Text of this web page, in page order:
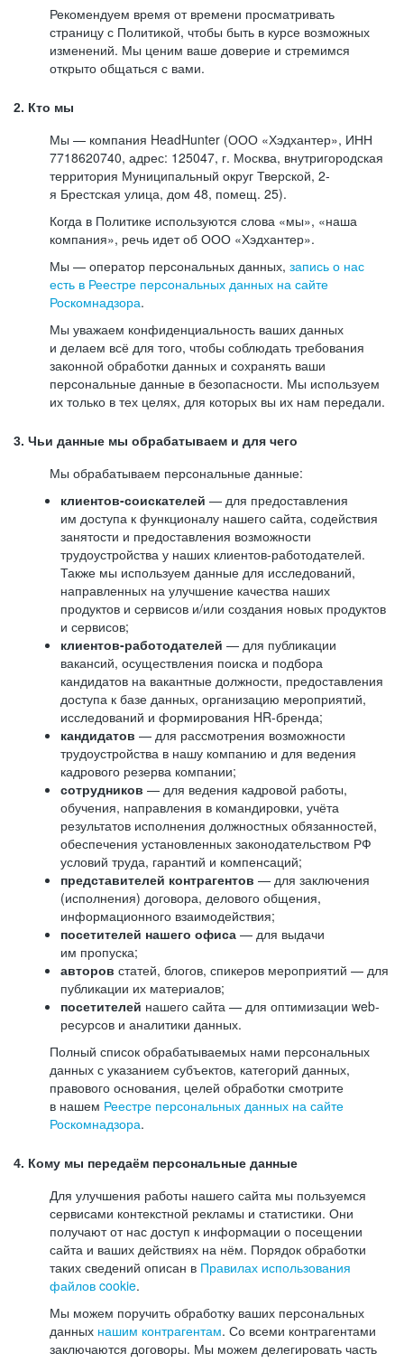
Рекомендуем время от времени просматривать
страницу с Политикой, чтобы быть в курсе возможных
изменений. Мы ценим ваше доверие и стремимся
открыто общаться с вами.
2. Кто мы
Мы — компания HeadHunter (ООО «Хэдхантер», ИНН
7718620740, адрес: 125047, г. Москва, внутригородская
территория Муниципальный округ Тверской, 2-
я Брестская улица, дом 48, помещ. 25).
Когда в Политике используются слова «мы», «наша
компания», речь идет об ООО «Хэдхантер».
Мы — оператор персональных данных, запись о нас
есть в Реестре персональных данных на сайте
Роскомнадзора.
Мы уважаем конфиденциальность ваших данных
и делаем всё для того, чтобы соблюдать требования
законной обработки данных и сохранять ваши
персональные данные в безопасности. Мы используем
их только в тех целях, для которых вы их нам передали.
3. Чьи данные мы обрабатываем и для чего
Мы обрабатываем персональные данные:
клиентов-соискателей — для предоставления
им доступа к функционалу нашего сайта, содействия
занятости и предоставления возможности
трудоустройства у наших клиентов-работодателей.
Также мы используем данные для исследований,
направленных на улучшение качества наших
продуктов и сервисов и/или создания новых продуктов
и сервисов;
клиентов-работодателей — для публикации
вакансий, осуществления поиска и подбора
кандидатов на вакантные должности, предоставления
доступа к базе данных, организацию мероприятий,
исследований и формирования HR-бренда;
кандидатов — для рассмотрения возможности
трудоустройства в нашу компанию и для ведения
кадрового резерва компании;
сотрудников — для ведения кадровой работы,
обучения, направления в командировки, учёта
результатов исполнения должностных обязанностей,
обеспечения установленных законодательством РФ
условий труда, гарантий и компенсаций;
представителей контрагентов — для заключения
(исполнения) договора, делового общения,
информационного взаимодействия;
посетителей нашего офиса — для выдачи
им пропуска;
авторов статей, блогов, спикеров мероприятий — для
публикации их материалов;
посетителей нашего сайта — для оптимизации web-
ресурсов и аналитики данных.
Полный список обрабатываемых нами персональных
данных с указанием субъектов, категорий данных,
правового основания, целей обработки смотрите
в нашем Реестре персональных данных на сайте
Роскомнадзора.
4. Кому мы передаём персональные данные
Для улучшения работы нашего сайта мы пользуемся
сервисами контекстной рекламы и статистики. Они
получают от нас доступ к информации о посещении
сайта и ваших действиях на нём. Порядок обработки
таких сведений описан в Правилах использования
файлов cookie.
Мы можем поручить обработку ваших персональных
данных нашим контрагентам. Со всеми контрагентами
заключаются договоры. Мы можем делегировать часть